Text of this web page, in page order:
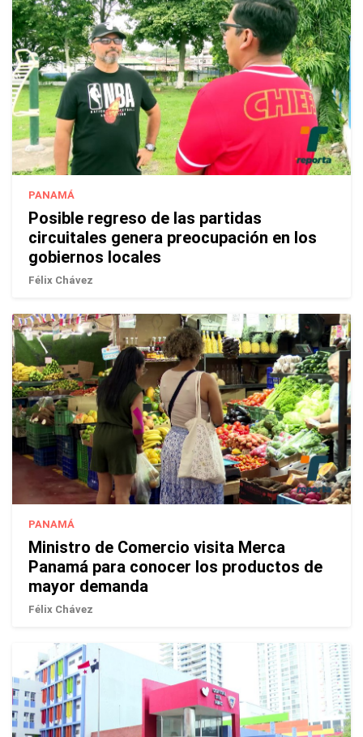
PANAMÁ
Posible regreso de las partidas
circuitales genera preocupación en los
gobiernos locales
Félix Chávez
PANAMÁ
Ministro de Comercio visita Merca
Panamá para conocer los productos de
mayor demanda
Félix Chávez